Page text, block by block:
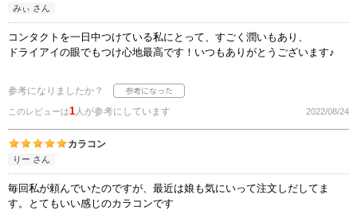
みぃ さん
コンタクトを一日中つけている私にとって、すごく潤いもあり、
ドライアイの眼でもつけ心地最高です！いつもありがとうございます♪
参考になりましたか？
このレビューは1人が参考にしています 2022/08/24
カラコン
りー さん
毎回私が頼んでいたのですが、最近は娘も気にいって注文しだしてま
す。とてもいい感じのカラコンです